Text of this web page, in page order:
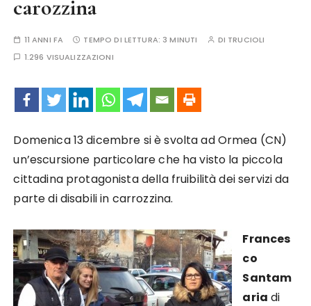
carozzina
11 ANNI FA TEMPO DI LETTURA: 3 MINUTI DI TRUCIOLI
1.296 VISUALIZZAZIONI
Domenica 13 dicembre si è svolta ad Ormea (CN)
un’escursione particolare che ha visto la piccola
cittadina protagonista della fruibilità dei servizi da
parte di disabili in carrozzina.
Frances
co
Santam
aria di